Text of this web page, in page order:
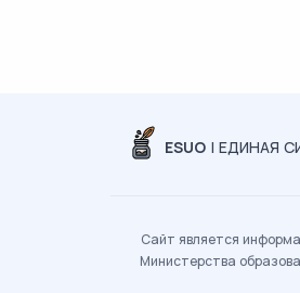
ESUO | ЕДИНАЯ
Сайт является
Министерства